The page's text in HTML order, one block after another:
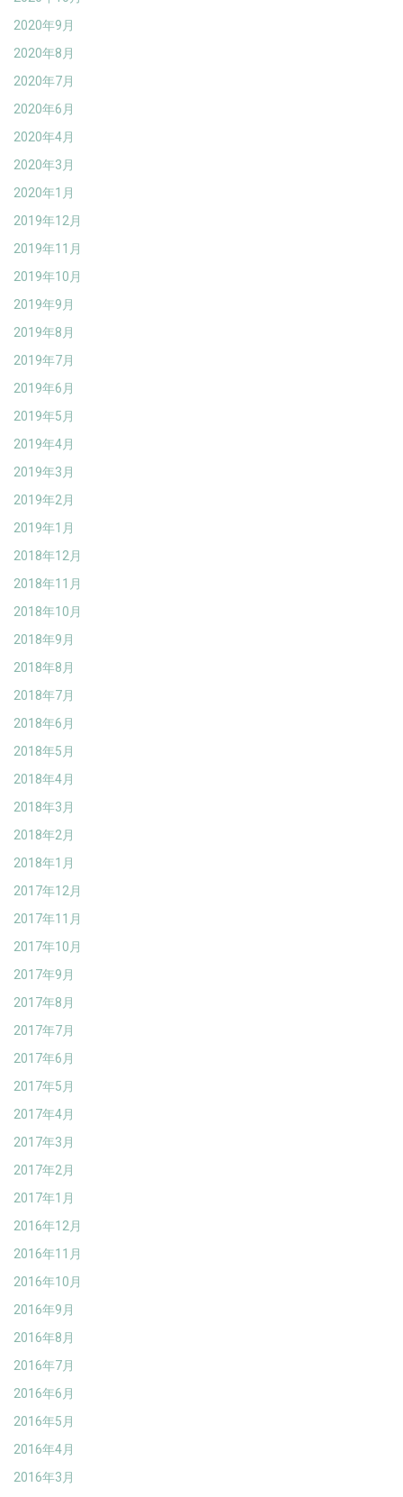
2020年9月
2020年8月
2020年7月
2020年6月
2020年4月
2020年3月
2020年1月
2019年12月
2019年11月
2019年10月
2019年9月
2019年8月
2019年7月
2019年6月
2019年5月
2019年4月
2019年3月
2019年2月
2019年1月
2018年12月
2018年11月
2018年10月
2018年9月
2018年8月
2018年7月
2018年6月
2018年5月
2018年4月
2018年3月
2018年2月
2018年1月
2017年12月
2017年11月
2017年10月
2017年9月
2017年8月
2017年7月
2017年6月
2017年5月
2017年4月
2017年3月
2017年2月
2017年1月
2016年12月
2016年11月
2016年10月
2016年9月
2016年8月
2016年7月
2016年6月
2016年5月
2016年4月
2016年3月